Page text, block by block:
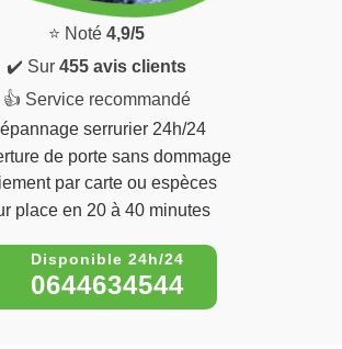
⭐ Noté 4,9/5
✔️ Sur 455 avis clients
👍 Service recommandé
serrurier 24h/24
de porte sans dommage
par carte ou espèces
place en 20 à 40 minutes
0644634544